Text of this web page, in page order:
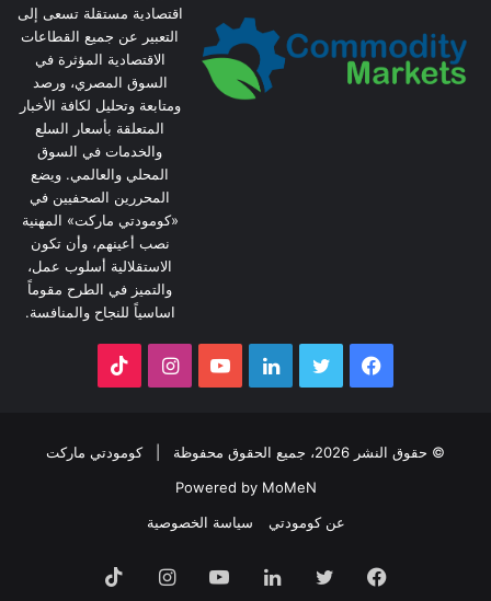
اقتصادية مستقلة تسعى إلى
التعبير عن جميع القطاعات
الاقتصادية المؤثرة في
السوق المصري، ورصد
ومتابعة وتحليل لكافة الأخبار
المتعلقة بأسعار السلع
والخدمات في السوق
المحلي والعالمي. ويضع
المحررين الصحفيين في
«كومودتي ماركت» المهنية
نصب أعينهم، وأن تكون
الاستقلالية أسلوب عمل،
والتميز في الطرح مقوماً
اساسياً للنجاح والمنافسة.
فيسبوك تويتر لينكدإنيوتيوبانستقرام
© حقوق النشر 2026، جميع الحقوق محفوظة |
كومودتي ماركت
Powered by MoMeN
عن كومودتي
سياسة الخصوصية
فيسبوك تويتر لينكدإنيوتيوبانستقرام